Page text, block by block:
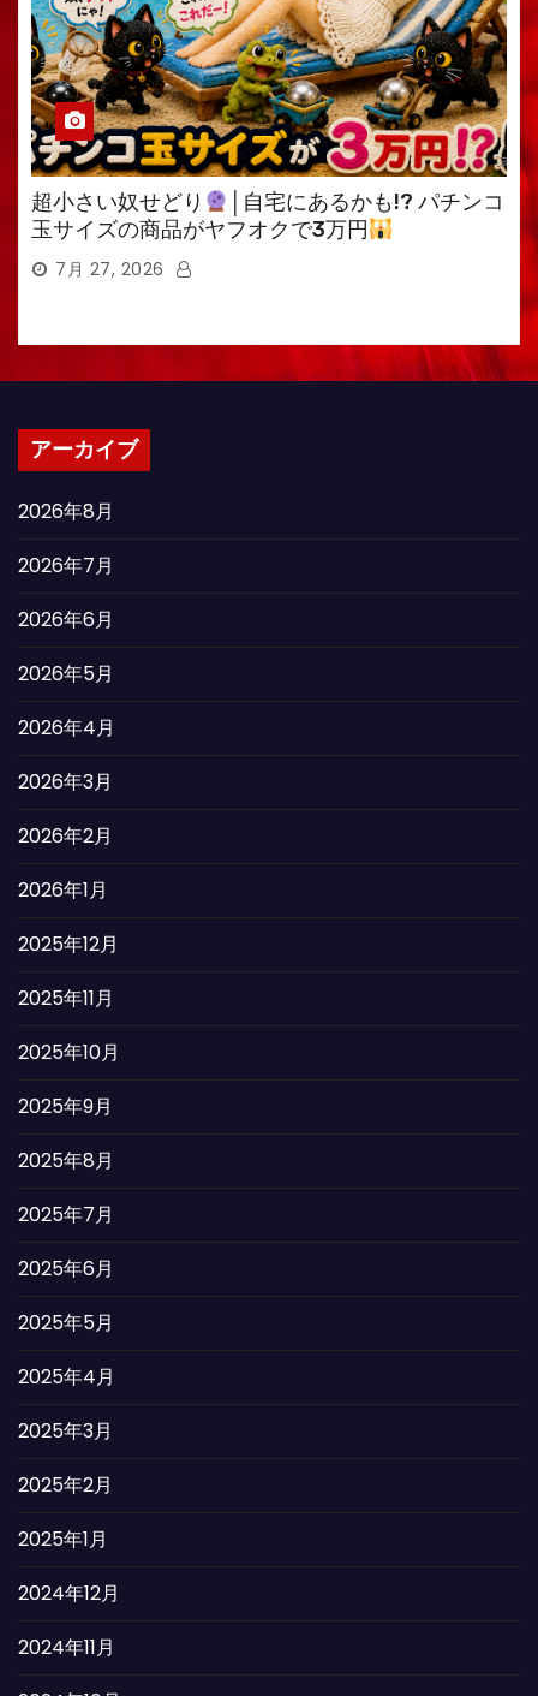
超小さい奴せどり
│自宅にあるかも!? パチンコ
玉サイズの商品がヤフオクで3万円
7月 27, 2026
アーカイブ
2026年8月
2026年7月
2026年6月
2026年5月
2026年4月
2026年3月
2026年2月
2026年1月
2025年12月
2025年11月
2025年10月
2025年9月
2025年8月
2025年7月
2025年6月
2025年5月
2025年4月
2025年3月
2025年2月
2025年1月
2024年12月
2024年11月